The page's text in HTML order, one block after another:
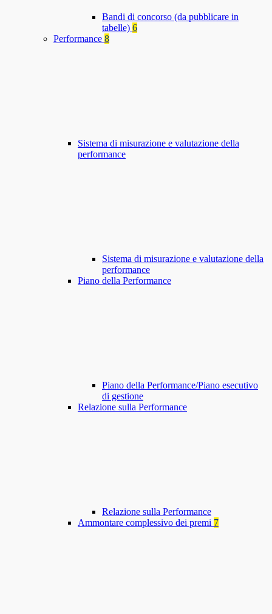
Bandi di concorso (da pubblicare in
tabelle) 6
Performance 8
Sistema di misurazione e valutazione della
performance
Sistema di misurazione e valutazione della
performance
Piano della Performance
Piano della Performance/Piano esecutivo
di gestione
Relazione sulla Performance
Relazione sulla Performance
Ammontare complessivo dei premi 7